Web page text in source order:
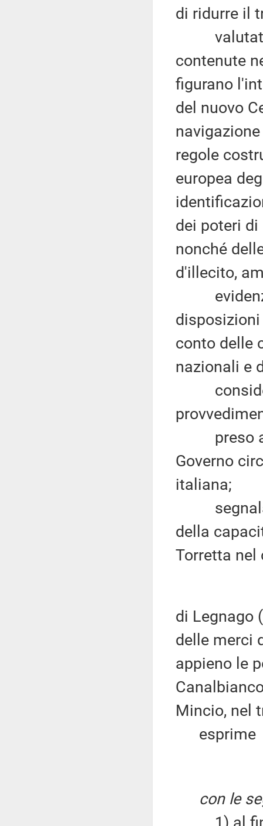
di ridurre il
valutate
contenute
figurano
del nuovo
regole
europea
dei poteri
nonché
d'illecito,
disposizioni
conto delle
nazionali e
preso
Governo
italiana;
della
Torretta nel
di Legnago
delle merci
appieno le
Mincio, nel
esprime
con le